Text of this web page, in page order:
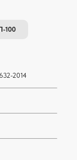
100
2014